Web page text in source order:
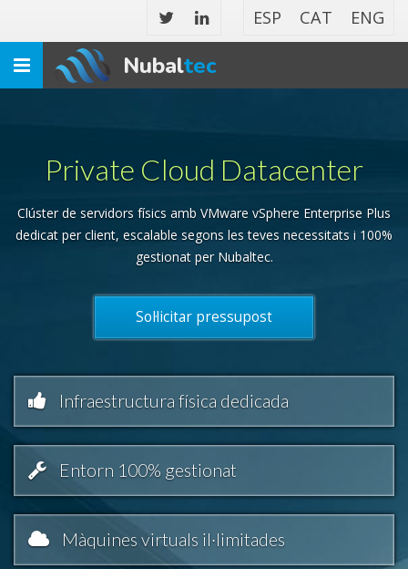
ESP CAT ENG
Toggle
navigation
Nubaltec
Private Cloud Datacenter
Clúster de servidors físics amb VMware vSphere Enterprise Plus
dedicat per client, escalable segons les teves necessitats i 100%
gestionat per Nubaltec.
Sol·licitar pressupost
Infraestructura física dedicada
Entorn 100% gestionat
Màquines virtuals il·limitades